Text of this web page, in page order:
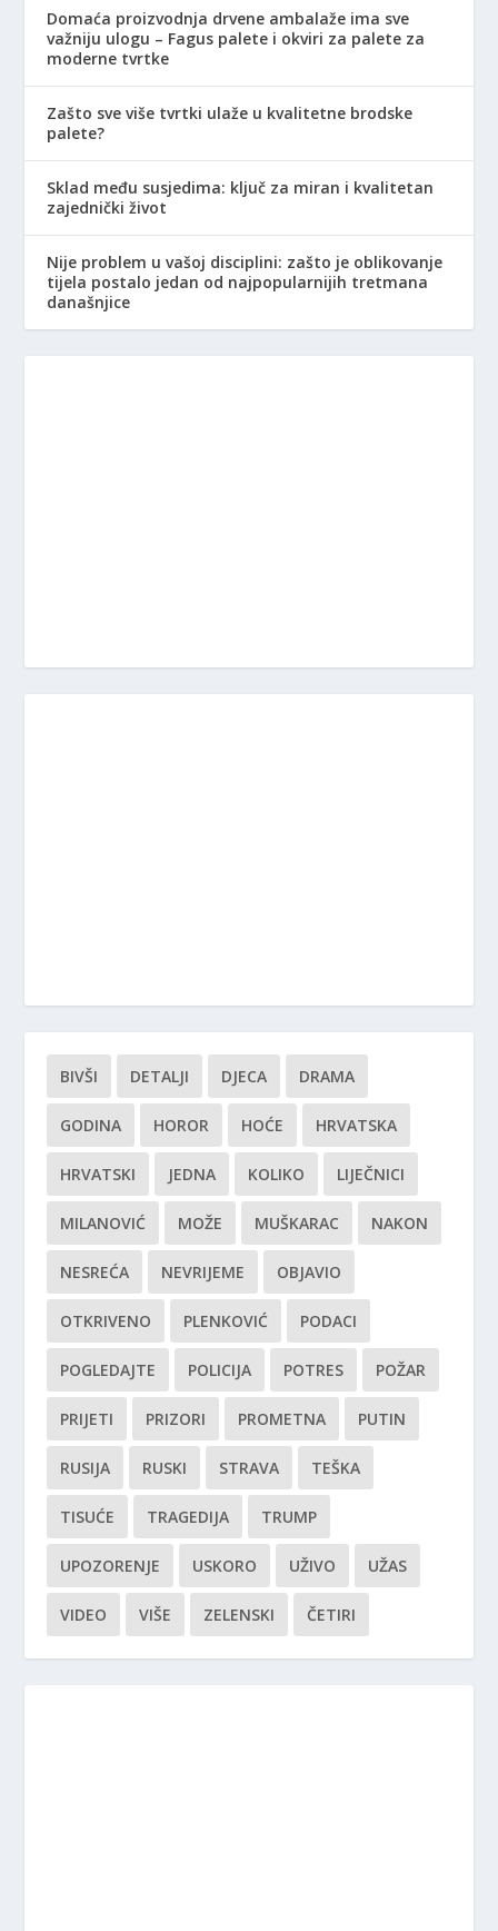
Domaća proizvodnja drvene ambalaže ima sve
važniju ulogu – Fagus palete i okviri za palete za
moderne tvrtke
Zašto sve više tvrtki ulaže u kvalitetne brodske
palete?
Sklad među susjedima: ključ za miran i kvalitetan
zajednički život
Nije problem u vašoj disciplini: zašto je oblikovanje
tijela postalo jedan od najpopularnijih tretmana
današnjice
BIVŠI DETALJI DJECA DRAMA
GODINA HOROR HOĆE HRVATSKA
HRVATSKI JEDNA KOLIKO LIJEČNICI
MILANOVIĆ MOŽE MUŠKARAC NAKON
NESREĆA NEVRIJEME OBJAVIO
OTKRIVENO PLENKOVIĆ PODACI
POGLEDAJTE POLICIJA POTRES POŽAR
PRIJETI PRIZORI PROMETNA PUTIN
RUSIJA RUSKI STRAVA TEŠKA
TISUĆE TRAGEDIJA TRUMP
UPOZORENJE USKORO UŽIVO UŽAS
VIDEO VIŠE ZELENSKI ČETIRI